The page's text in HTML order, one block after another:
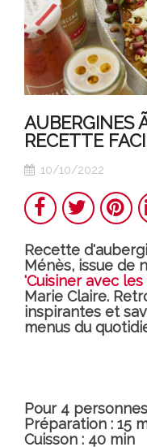
AUBERGINES
RECETTE
10/10/2022
Recette
Ménès, issue de
'Cuisiner avec les
Marie Claire.
inspirantes et
menus du
Pour 4 personnes
Préparation : 15
Cuisson : 40 min